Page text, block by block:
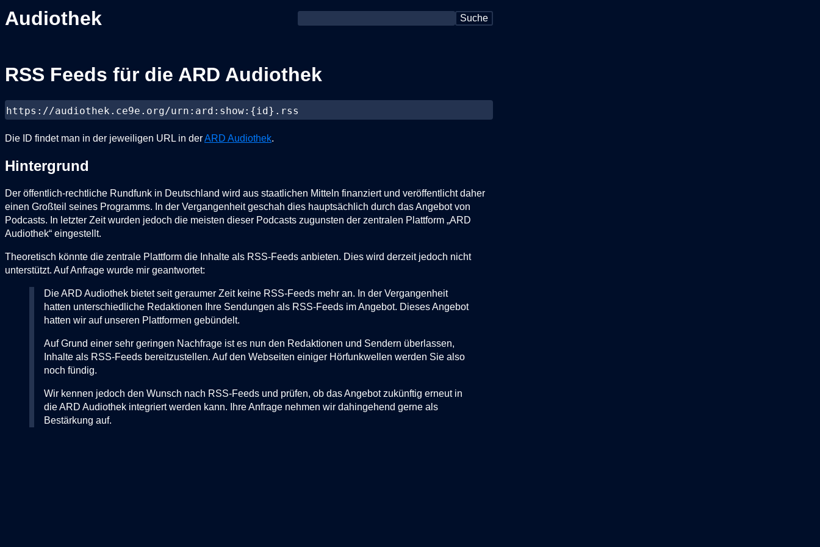
Audiothek Suche
RSS Feeds für die ARD Audiothek
https://audiothek.ce9e.org/urn:ard:show:{id}.rss
Die ID findet man in der jeweiligen URL in derARD Audiothek.
Hintergrund
Der öffentlich-rechtliche Rundfunk in Deutschland wird aus staatlichen Mitteln finanziert und veröffentlicht daher
einen Großteil seines Programms. In der Vergangenheit geschah dies hauptsächlich durch das Angebot von
Podcasts. In letzter Zeit wurden jedoch die meisten dieser Podcasts zugunsten der zentralen Plattform „ARD
Audiothek“ eingestellt.
Theoretisch könnte die zentrale Plattform die Inhalte als RSS-Feeds anbieten. Dies wird derzeit jedoch nicht
unterstützt. Auf Anfrage wurde mir geantwortet:
Die ARD Audiothek bietet seit geraumer Zeit keine RSS-Feeds mehr an. In der Vergangenheit
hatten unterschiedliche Redaktionen Ihre Sendungen als RSS-Feeds im Angebot. Dieses Angebot
hatten wir auf unseren Plattformen gebündelt.
Auf Grund einer sehr geringen Nachfrage ist es nun den Redaktionen und Sendern überlassen,
Inhalte als RSS-Feeds bereitzustellen. Auf den Webseiten einiger Hörfunkwellen werden Sie also
noch fündig.
Wir kennen jedoch den Wunsch nach RSS-Feeds und prüfen, ob das Angebot zukünftig erneut in
die ARD Audiothek integriert werden kann. Ihre Anfrage nehmen wir dahingehend gerne als
Bestärkung auf.